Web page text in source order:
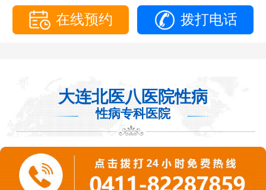
在线预约 拨打电话
大连北医八医院性病
性病专科医院